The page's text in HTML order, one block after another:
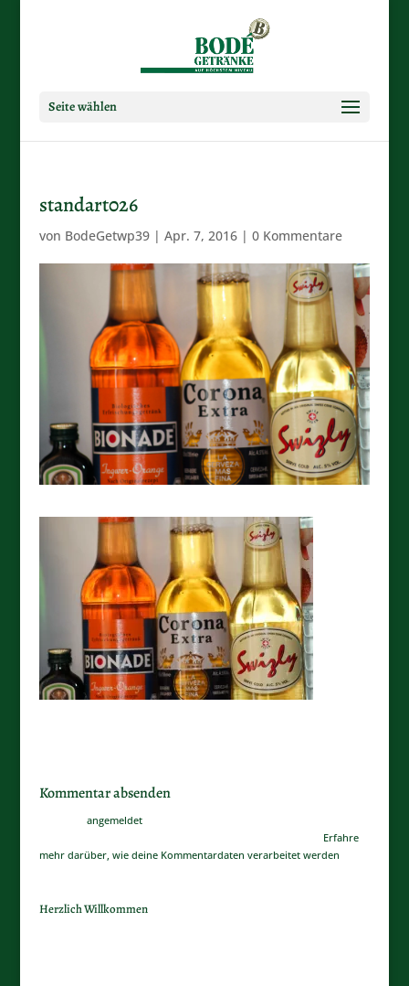
Seite wählen
standart026
von BodeGetwp39| Apr. 7, 2016| 0 Kommentare
Kommentar absenden
angemeldetsein, um einen Kommentar abzugeben.
Erfahre
mehr darüber, wie deine Kommentardaten verarbeitet werden
Herzlich Willkommen